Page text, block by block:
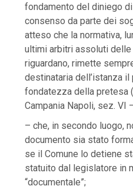
fondamento del diniego
consenso da parte dei
atteso che la normativa,
ultimi arbitri assoluti
riguardano, rimette
destinataria dell’istanza
fondatezza della pretesa
Campania Napoli, sez. VI
– che, in secondo luogo,
documento sia stato
se il Comune lo detiene
statuito dal legislatore in
“documentale”;